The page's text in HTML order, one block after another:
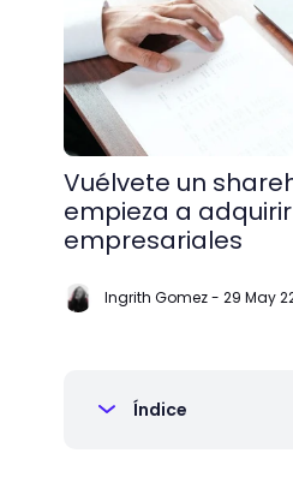
Vuélvete un
empieza a
empresariales
Ingrith Gomez- 29 May
Índice